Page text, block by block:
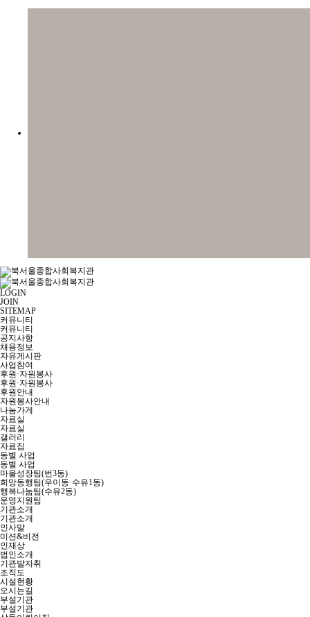
LOGIN
JOIN
SITEMAP
커뮤니티
커뮤니티
공지사항
채용정보
자유게시판
사업참여
후원·자원봉사
후원·자원봉사
후원안내
자원봉사안내
나눔가게
자료실
자료실
갤러리
자료집
동별 사업
동별 사업
마을성장팀(번3동)
희망동행팀(우이동·수유1동)
행복나눔팀(수유2동)
운영지원팀
기관소개
기관소개
인사말
미션&비전
인재상
법인소개
기관발자취
조직도
시설현황
오시는길
부설기관
부설기관